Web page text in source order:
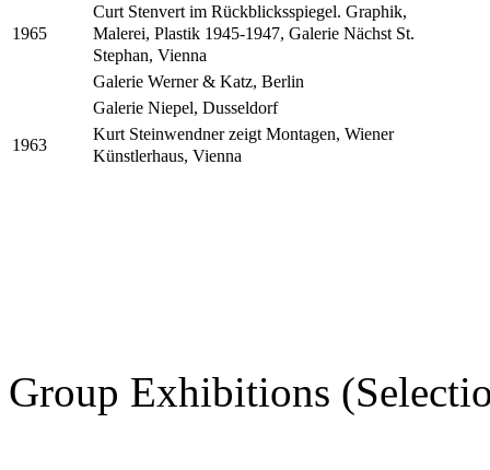
1965
Curt Stenvert im Rückblicksspiegel. Graphik,
Malerei, Plastik 1945-1947, Galerie Nächst St.
Stephan, Vienna
Galerie Werner & Katz, Berlin
Galerie Niepel, Dusseldorf
1963
Kurt Steinwendner zeigt Montagen, Wiener
Künstlerhaus, Vienna
Group Exhibitions